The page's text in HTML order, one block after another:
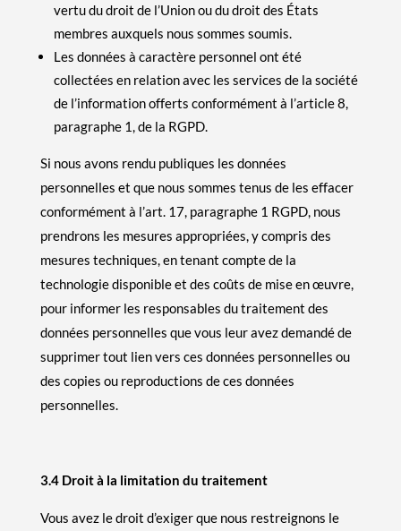
vertu du droit de l’Union ou du droit des États
membres auxquels nous sommes soumis.
Les données à caractère personnel ont été
collectées en relation avec les services de la société
de l’information offerts conformément à l’article 8,
paragraphe 1, de la RGPD.
Si nous avons rendu publiques les données
personnelles et que nous sommes tenus de les effacer
conformément à l’art. 17, paragraphe 1 RGPD, nous
prendrons les mesures appropriées, y compris des
mesures techniques, en tenant compte de la
technologie disponible et des coûts de mise en œuvre,
pour informer les responsables du traitement des
données personnelles que vous leur avez demandé de
supprimer tout lien vers ces données personnelles ou
des copies ou reproductions de ces données
personnelles.
3.4 Droit à la limitation du traitement
Vous avez le droit d’exiger que nous restreignons le